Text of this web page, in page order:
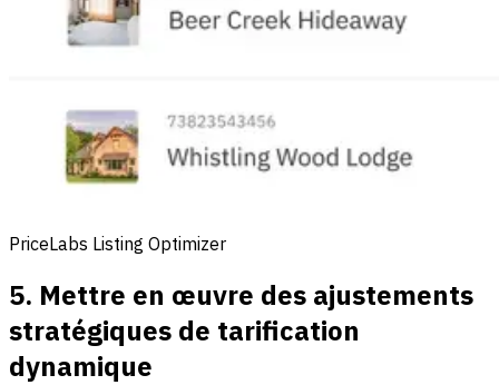
PriceLabs Listing Optimizer
5. Mettre en œuvre des ajustements
stratégiques de tarification
dynamique